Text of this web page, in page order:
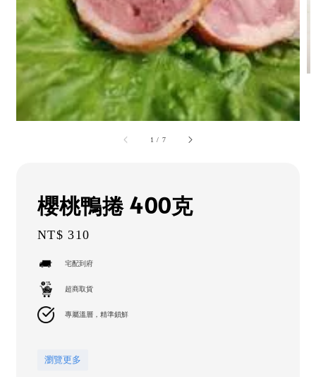
1 / 7
櫻桃鴨捲 400克
Regular
NT$ 310
宅配到府
超商取貨
專屬溫層，精準鎖鮮
瀏覽更多